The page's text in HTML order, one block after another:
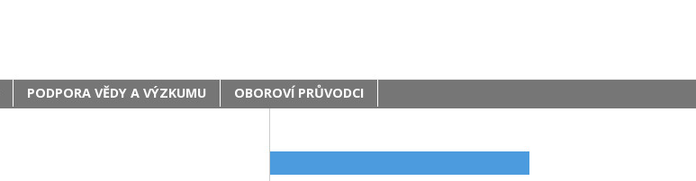
PODPORA VĚDY A VÝZKUMU OBOROVÍ PRŮVODCI